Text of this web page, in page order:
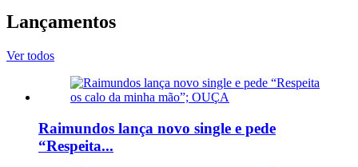
Lançamentos
Ver todos
Raimundos lança novo single e pede
“Respeita...